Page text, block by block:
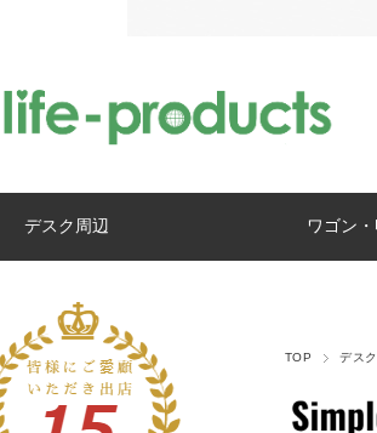
デスク周辺 ワゴン
TOP デス